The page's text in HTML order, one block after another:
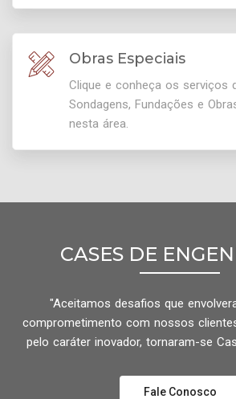
Obras Especiais
Clique e conheça os serviços
Sondagens, Fundações e
nesta área.
CASES DE
"Aceitamos desafios que
comprometimento com nossos
pelo caráter inovador, tornaram-se
Fale Conosco